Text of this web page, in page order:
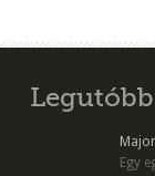
Egy